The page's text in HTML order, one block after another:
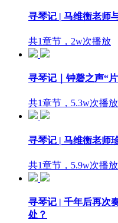
寻琴记 | 马维衡老师
共1章节，2w次播放
寻琴记｜钟磬之声“
共1章节，5.3w次播放
寻琴记 | 马维衡老
共1章节，5.9w次播放
寻琴记 | 千年后再次
处？